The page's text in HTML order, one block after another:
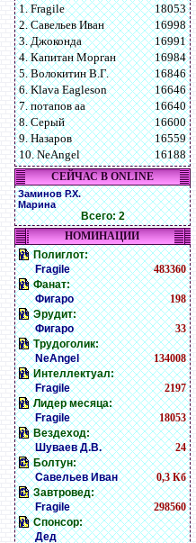
1. Fragile
18053
2. Савельев Иван
16998
3. Джоконда
16991
4. Капитан Морган
16984
5. Волокитин В.Г.
16846
6. Klava Eagleson
16646
7. потапов аа
16640
8. Серый
16600
9. Назаров
16559
10. NeAngel
16188
СЕЙЧАС В ONLINE
Заминов Р.Х.
Марина
Всего: 2
НОМИНАЦИИ
Полиглот:
Fragile
483360
Фанат:
Фигаро
198
Эрудит:
Фигаро
33
Трудоголик:
NeAngel
134008
Интеллектуал:
Fragile
2197
Лидер месяца:
Fragile
18053
Вездеход:
Шуваев Д.В.
24
Болтун:
Савельев Иван
0,3 Кб
Завтровед:
Fragile
298560
Спонсор:
Дед